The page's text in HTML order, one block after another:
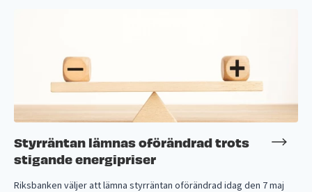
Styrräntan lämnas oförändrad trots
stigande energipriser
Riksbanken väljer att lämna styrräntan oförändrad idag den 7 maj